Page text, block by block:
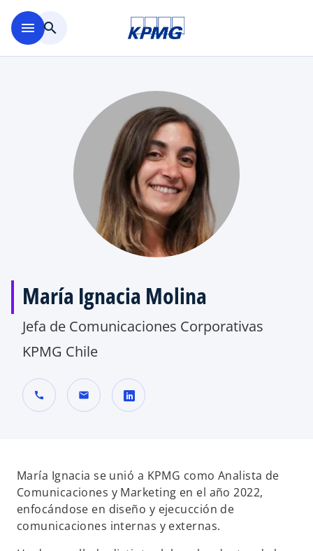
menu search
María Ignacia Molina
Jefa de Comunicaciones Corporativas
KPMG Chile
call mail
b
r
e
e
María Ignacia se unió a KPMG como Analista de
Comunicaciones y Marketing en el año 2022,
enfocándose en diseño y ejecucción de
comunicaciones internas y externas.